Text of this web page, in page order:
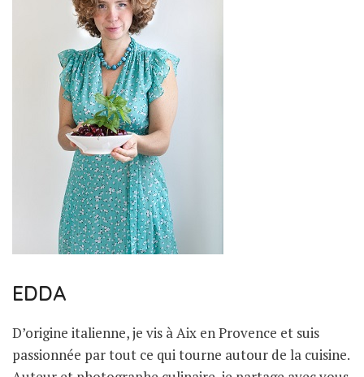
EDDA
D’origine italienne, je vis à Aix en Provence et suis
passionnée par tout ce qui tourne autour de la cuisine.